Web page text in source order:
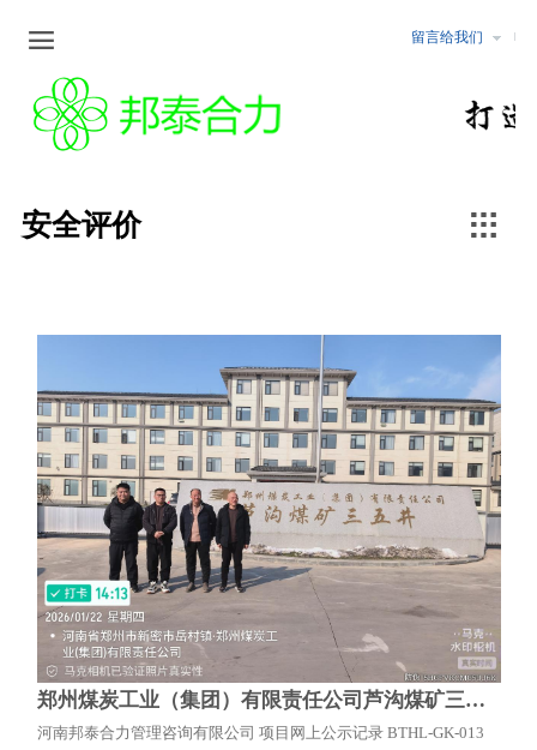
留言给我们
企业文化
企业文化
新闻中心
最新动态
公告公示
化工
冶金
服务范围
安全评价
安全生产标准化
可行性研究报告编制
水土保持/土地复垦方案编制
环境监测与评价
地震安全性评价
邦泰云安全
安全评价 
郑州煤炭工业（集团）有限责任公司芦沟煤矿三五井深部井筒工程安全验收评价报告
河南邦泰合力管理咨询有限公司 项目网上公示记录 BTHL-GK-013